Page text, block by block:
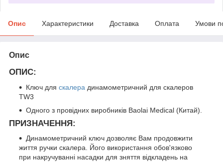
Опис Характеристики Доставка Оплата Умови
Опис
ОПИС:
Ключ для скалера динамометричний для скалеров
TW3
Одного з провідних виробників Baolai Medical (Китай).
ПРИЗНАЧЕННЯ:
Динамометричний ключ дозволяє Вам продовжити
життя ручки скалера. Його використання обов'язково
при накручуванні насадки для зняття відкладень на